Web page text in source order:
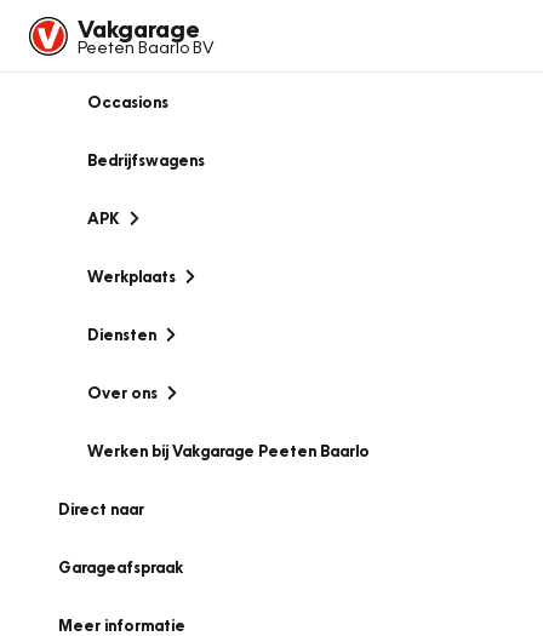
Vakgarage
Peeten Baarlo BV
Occasions
Bedrijfswagens
APK
Werkplaats
Diensten
Over ons
Werken bij Vakgarage Peeten Baarlo
Direct naar
Garageafspraak
Meer informatie